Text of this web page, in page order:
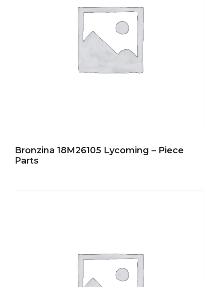
Bronzina 18M26105 Lycoming – Piece
Parts